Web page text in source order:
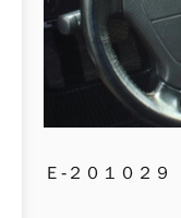
Ｅ-２０１０２９